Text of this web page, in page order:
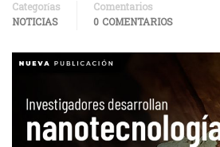
Categorías
NOTICIAS
Comentarios
0 COMENTARIOS